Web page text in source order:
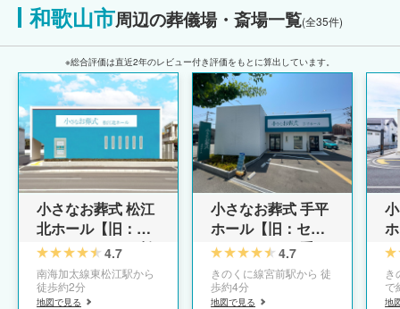
和歌山市周辺の葬儀場・斎場一覧(全35件)
※総合評価は直近2年のレビュー付き評価をもとに算出しています。
小さなお葬式 松江
北ホール【旧：セ
レモニーハウス 松
江北】
4.7
南海加太線東松江駅から
徒歩約2分
地図で見る
小さなお葬式 手平
ホール【旧：セレ
モニーハウス 手
平】
4.7
きのくに線宮前駅から 徒
歩約4分
地図で見る
き
で
地